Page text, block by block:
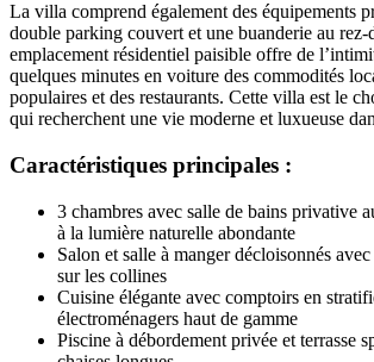
La villa comprend également des équipements
double parking couvert et une buanderie au rez-
emplacement résidentiel paisible offre de
quelques minutes en voiture des commodités
populaires et des restaurants. Cette villa est le
qui recherchent une vie moderne et luxueuse
Caractéristiques principales :
3 chambres avec salle de bains privative
à la lumière naturelle abondante
Salon et salle à manger décloisonnés
sur les collines
Cuisine élégante avec comptoirs en
électroménagers haut de gamme
Piscine à débordement privée et terrasse